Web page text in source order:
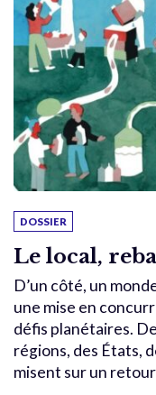
DOSSIER
Le local,
D’un côté, un
une mise en
défis planétaires.
régions, des États,
misent sur un retour